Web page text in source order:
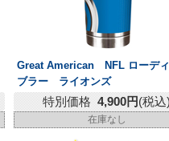
Great American NFL ローデ
ブラー ライオンズ
特別価格 4,900円(税込
在庫なし